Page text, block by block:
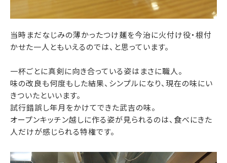
当時まだなじみの薄かったつけ麺を今治に火付け役・根付
かせた一人ともいえるのでは、と思っています。
一杯ごとに真剣に向き合っている姿はまさに職人。
味の改良も何度もした結果、シンプルになり、現在の味にい
きついたといいます。
試行錯誤し年月をかけてできた武吉の味。
オープンキッチン越しに作る姿が見られるのは、食べにきた
人だけが感じられる特権です。